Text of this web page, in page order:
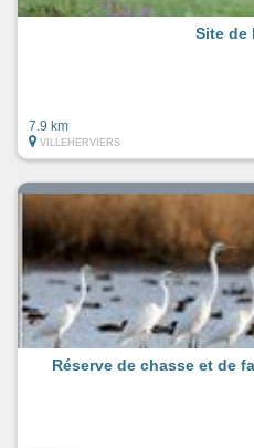
Site de
7.9 km
VILLEHERVIERS
Réserve de chasse et de